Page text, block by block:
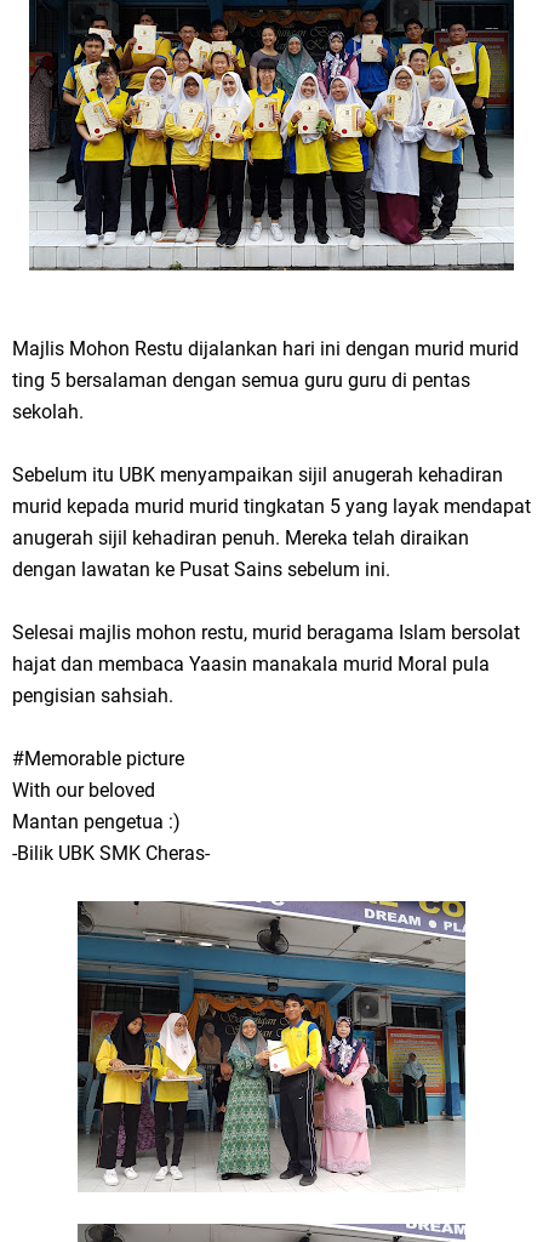
Majlis Mohon Restu dijalankan hari ini dengan murid murid
ting 5 bersalaman dengan semua guru guru di pentas
sekolah.
Sebelum itu UBK menyampaikan sijil anugerah kehadiran
murid kepada murid murid tingkatan 5 yang layak mendapat
anugerah sijil kehadiran penuh. Mereka telah diraikan
dengan lawatan ke Pusat Sains sebelum ini.
Selesai majlis mohon restu, murid beragama Islam bersolat
hajat dan membaca Yaasin manakala murid Moral pula
pengisian sahsiah.
#Memorable picture
With our beloved
Mantan pengetua :)
-Bilik UBK SMK Cheras-